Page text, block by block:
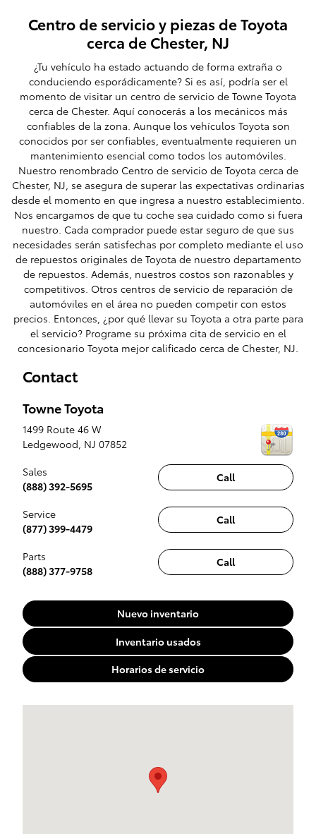
Centro de servicio y piezas de Toyota
cerca de Chester, NJ
¿Tu vehículo ha estado actuando de forma extraña o
conduciendo esporádicamente? Si es así, podría ser el
momento de visitar un centro de servicio de Towne Toyota
cerca de Chester. Aquí conocerás a los mecánicos más
confiables de la zona. Aunque los vehículos Toyota son
conocidos por ser confiables, eventualmente requieren un
mantenimiento esencial como todos los automóviles.
Nuestro renombrado Centro de servicio de Toyota cerca de
Chester, NJ, se asegura de superar las expectativas ordinarias
desde el momento en que ingresa a nuestro establecimiento.
Nos encargamos de que tu coche sea cuidado como si fuera
nuestro. Cada comprador puede estar seguro de que sus
necesidades serán satisfechas por completo mediante el uso
de repuestos originales de Toyota de nuestro departamento
de repuestos. Además, nuestros costos son razonables y
competitivos. Otros centros de servicio de reparación de
automóviles en el área no pueden competir con estos
precios. Entonces, ¿por qué llevar su Toyota a otra parte para
el servicio? Programe su próxima cita de servicio en el
concesionario Toyota mejor calificado cerca de Chester, NJ.
Contact
Towne Toyota
1499 Route 46 W
Ledgewood, NJ 07852
Call
Sales
(888) 392-5695
Call
Service
(877) 399-4479
Call
Parts
(888) 377-9758
Nuevo inventario
Inventario usados
Horarios de servicio